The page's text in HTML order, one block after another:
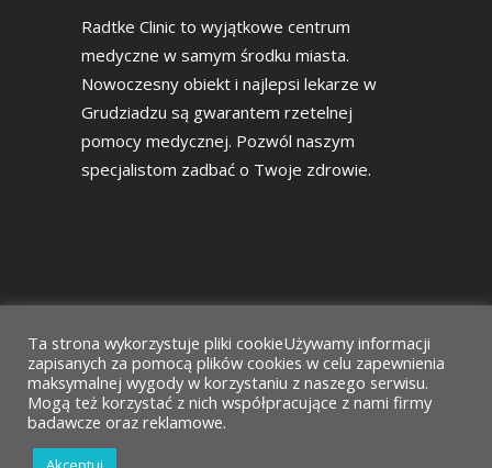
Radtke Clinic to wyjątkowe centrum
medyczne w samym środku miasta.
Nowoczesny obiekt i najlepsi lekarze w
Grudziadzu są gwarantem rzetelnej
pomocy medycznej. Pozwól naszym
specjalistom zadbać o Twoje zdrowie.
Projekt i wykonanieAgencja Reklamowa
Vimak
Ta strona wykorzystuje pliki cookieUżywamy informacji
zapisanych za pomocą plików cookies w celu zapewnienia
maksymalnej wygody w korzystaniu z naszego serwisu.
Mogą też korzystać z nich współpracujące z nami firmy
badawcze oraz reklamowe.